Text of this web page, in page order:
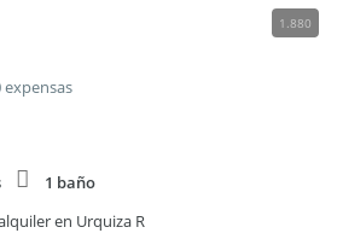
1.880
expensas
1 baño
en Urquiza R